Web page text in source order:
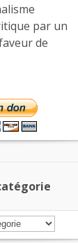
par un
de